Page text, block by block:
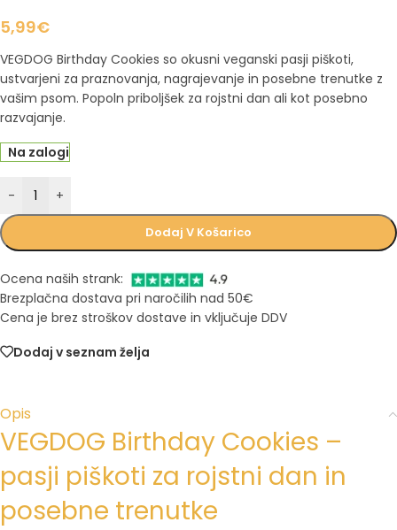
5,99€
VEGDOG Birthday Cookies so okusni veganski pasji piškoti,
ustvarjeni za praznovanja, nagrajevanje in posebne trenutke z
vašim psom. Popoln priboljšek za rojstni dan ali kot posebno
razvajanje.
Na zalogi
- +
Dodaj V Košarico
Ocena naših strank:
Brezplačna dostava pri naročilih nad 50€
Cena je brez stroškov dostave in vključuje DDV
Dodaj v seznam želja
Opis
VEGDOG Birthday Cookies –
pasji piškoti za rojstni dan in
posebne trenutke